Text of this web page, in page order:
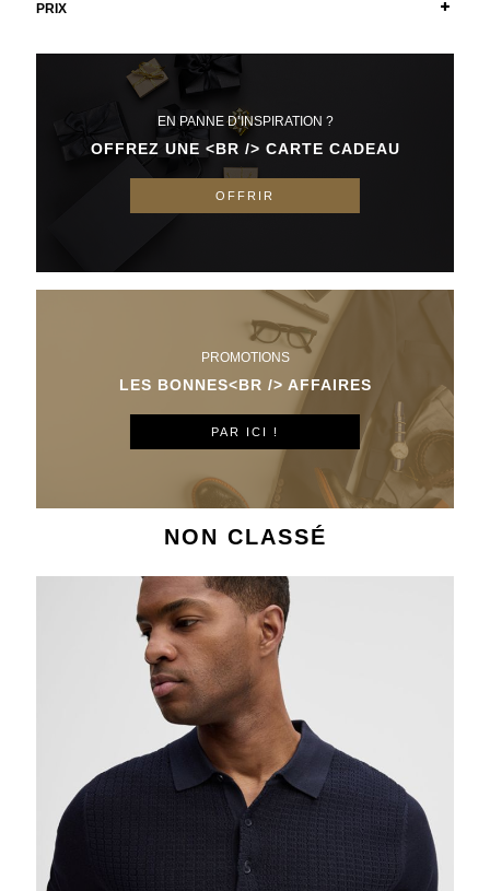
PRIX
EN PANNE D’INSPIRATION ?
OFFREZ UNE <BR /> CARTE CADEAU
OFFRIR
PROMOTIONS
LES BONNES<BR /> AFFAIRES
PAR ICI !
NON CLASSÉ
STRELLSON
Polo STRELLSON
77,00€